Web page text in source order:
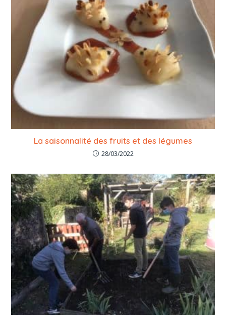
La saisonnalité des fruits et des légumes
28/03/2022